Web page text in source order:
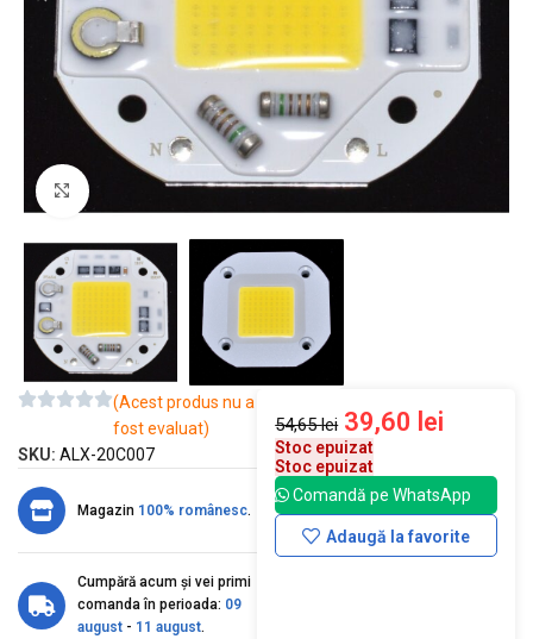
Mărește imaginea
(Acest produs nu a
fost evaluat)
SKU: ALX-20C007
Magazin 100% românesc.
Cumpără acum și vei primi
comanda în perioada: 09
august - 11 august.
54,65lei 39,60 lei
Stoc epuizat
Stoc epuizat
Comandă pe WhatsApp
Adaugă la favorite